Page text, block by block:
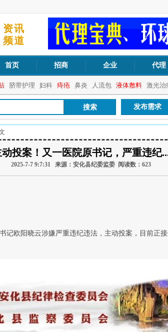
资讯
频道
首页 招商 企业 代理
脐带护理 妇科 痔疮 鼻炎 人流包 液体敷料 激光治
发布需求
动投案！又一医院原书记，严重违纪
2025-7-7 9:7:31 来源：安化县纪委监委 阅读数： 623
记欧阳晓云涉嫌严重违纪违法，主动投案，目前正